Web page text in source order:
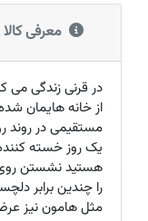
معرفی کالا
در قرنی زندگی
از خانه هایمان
مستقیمی در روند
یک روز خسته
هستید نشستن روی
را چندین برابر
مثل هامون نیز